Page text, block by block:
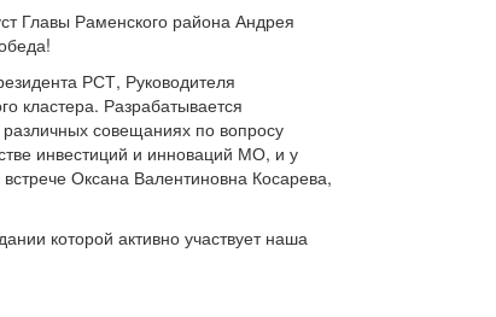
Главы Раменского района Андрея
РСТ, Руководителя
кластера. Разрабатывается
совещаниях по вопросу
инвестиций и инноваций МО, и у
Оксана Валентиновна Косарева,
которой активно участвует наша